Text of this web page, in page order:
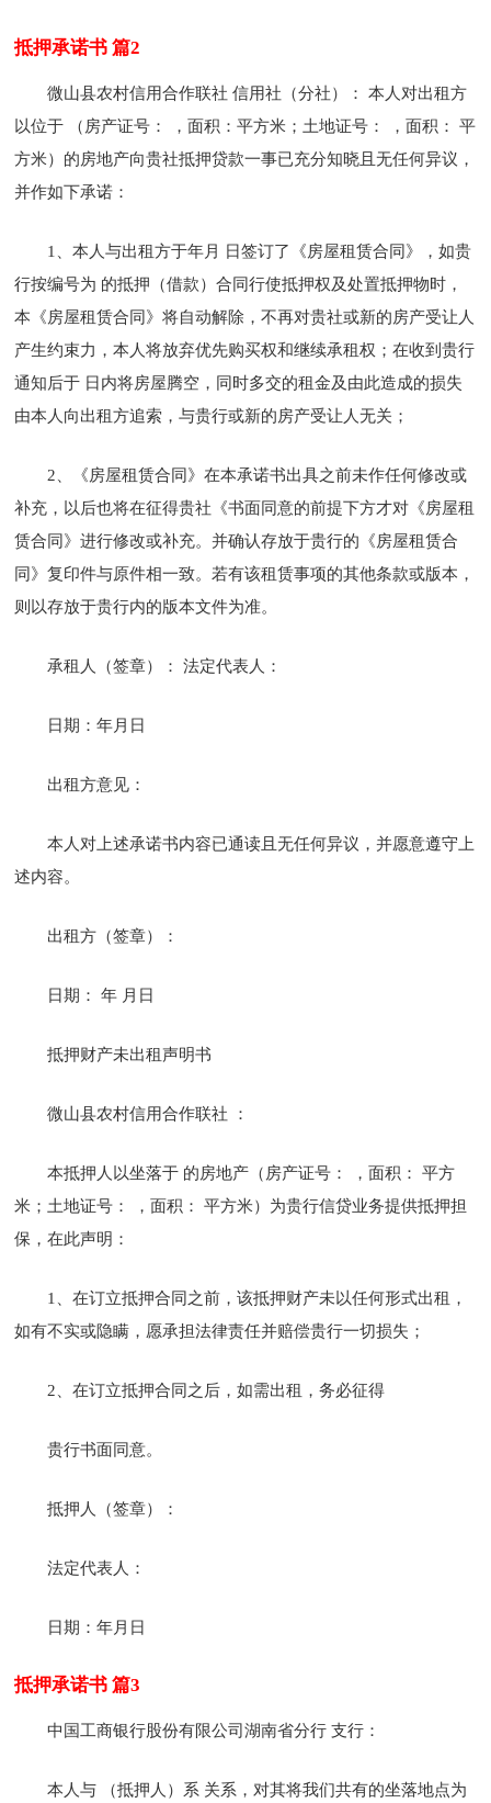
抵押承诺书 篇2
微山县农村信用合作联社 信用社（分社）： 本人对出租方
以位于 （房产证号： ，面积：平方米；土地证号： ，面积： 平
方米）的房地产向贵社抵押贷款一事已充分知晓且无任何异议，
并作如下承诺：
1、本人与出租方于年月 日签订了《房屋租赁合同》，如贵
行按编号为 的抵押（借款）合同行使抵押权及处置抵押物时，
本《房屋租赁合同》将自动解除，不再对贵社或新的房产受让人
产生约束力，本人将放弃优先购买权和继续承租权；在收到贵行
通知后于 日内将房屋腾空，同时多交的租金及由此造成的损失
由本人向出租方追索，与贵行或新的房产受让人无关；
2、《房屋租赁合同》在本承诺书出具之前未作任何修改或
补充，以后也将在征得贵社《书面同意的前提下方才对《房屋租
赁合同》进行修改或补充。并确认存放于贵行的《房屋租赁合
同》复印件与原件相一致。若有该租赁事项的其他条款或版本，
则以存放于贵行内的版本文件为准。
承租人（签章）： 法定代表人：
日期：年月日
出租方意见：
本人对上述承诺书内容已通读且无任何异议，并愿意遵守上
述内容。
出租方（签章）：
日期： 年 月日
抵押财产未出租声明书
微山县农村信用合作联社 ：
本抵押人以坐落于 的房地产（房产证号： ，面积： 平方
米；土地证号： ，面积： 平方米）为贵行信贷业务提供抵押担
保，在此声明：
1、在订立抵押合同之前，该抵押财产未以任何形式出租，
如有不实或隐瞒，愿承担法律责任并赔偿贵行一切损失；
2、在订立抵押合同之后，如需出租，务必征得
贵行书面同意。
抵押人（签章）：
法定代表人：
日期：年月日
抵押承诺书 篇3
中国工商银行股份有限公司湖南省分行 支行：
本人与 （抵押人）系 关系，对其将我们共有的坐落地点为